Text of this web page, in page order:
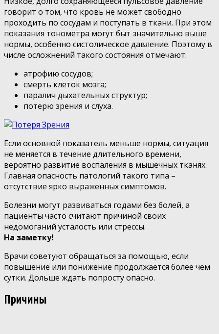
говорит о том, что кровь не может свободно
проходить по сосудам и поступать в ткани. При этом
показания тонометра могут быт значительно выше
нормы, особенно систолическое давление. Поэтому в
числе осложнений такого состояния отмечают:
атрофию сосудов;
смерть клеток мозга;
паралич дыхательных структур;
потерю зрения и слуха.
Если основной показатель меньше нормы, ситуация
не меняется в течение длительного времени,
вероятно развитие воспаления в мышечных тканях.
Главная опасность патологий такого типа –
отсутствие ярко выраженных симптомов.
Болезни могут развиваться годами без болей, а
пациенты часто считают причиной своих
недомоганий усталость или стрессы.
На заметку!
Врачи советуют обращаться за помощью, если
повышение или понижение продолжается более чем
сутки. Дольше ждать попросту опасно.
Причины